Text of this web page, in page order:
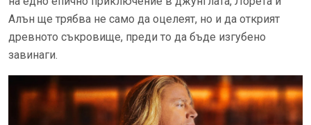
Алън ще трябва не само да оцелеят, но и да открият
древното съкровище, преди то да бъде изгубено
завинаги.